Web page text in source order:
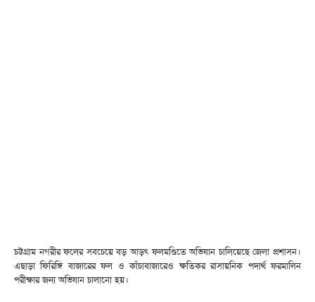
চট্টগ্রাম নগরীর ফলের সবচেয়ে বড় আড়ৎ ফলমণ্ডিতে অভিযান চালিয়েছে জেলা প্রশাসন।
এছাড়া ফিরিঙ্গি বাজারের ফল ও কাঁচাবাজারেও ক্ষতিকর রাসায়নিক পদার্থ ফরমালিন
পরীক্ষার জন্য অভিযান চালানো হয়।